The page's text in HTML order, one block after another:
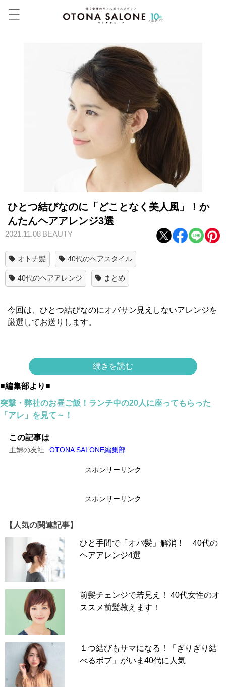
ひとつ結びなのに「どことなく美人風」！か
んたんヘアアレンジ3選
2021.11.08 BEAUTY
オトナ髪 40代のヘアスタイル
40代のヘアアレンジ まとめ
今回は、ひとつ結びなのにオバサン見えしないアレンジを
厳選してお送りします。
アレンジ1：トップをふんわりさせる大人の上品ヘ
仕事の場ではきちんと感がマスト。かといってピタッとタ
イトにまとめると、髪のボリューム不足やちりちり毛が目
立体感をつけることでちりちり毛をカムフラージュ。頭の
丸みも強調できるので、女性らしさと品もしっかりとアピ
ールできます。
結ぶ位置は耳の高さがベター。耳より上になるとカジュア
ル＆若づくりになるのでご注意を。
続きを読む
■編集部より■
突撃・弊社のお昼ご飯！ランチ中の20人に座ってもらった
「アレ」を見て～！
この記事は
主婦の友社 OTONA SALONE編集部
スポンサーリンク
スポンサーリンク
【人気の関連記事】
ひと手間で「オバ髪」解消！ 40代の
ヘアアレンジ4選
前髪チェンジで若見え！ 40代女性のオ
ススメ前髪教えます！
１つ結びもサマになる！「ぎりぎり結
べるボブ」がいま40代に人気